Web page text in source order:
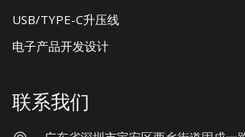
USB/TYPE-C升压线
电子产品开发设计
联系我们